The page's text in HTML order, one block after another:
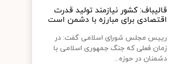
قالیباف: کشور نیازمند تولید قدرت
اقتصادی برای مبارزه با دشمن است
رییس مجلس شورای اسلامی گفت:‌ در
زمان فعلی که جنگ جمهوری اسلامی با
دشمنان در حوزه...